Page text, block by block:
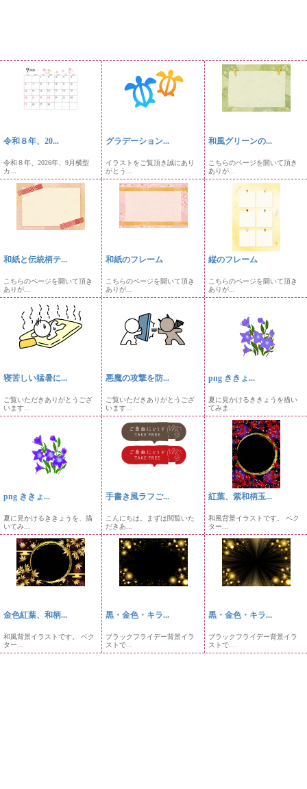
令和８年、20...
令和８年、2026年、9月横型
カ...
グラデーション...
イラストをご覧頂き誠にあり
がとう...
和風グリーンの...
こちらのページを開いて頂き
ありが...
和紙と伝統柄テ...
こちらのページを開いて頂き
ありが...
和紙のフレーム
こちらのページを開いて頂き
ありが...
縦のフレーム
こちらのページを開いて頂き
ありが...
寝苦しい猛暑に...
ご覧いただきありがとうござ
います...
悪魔の攻撃を防...
ご覧いただきありがとうござ
います...
png ききょ...
夏に見かけるききょうを描い
てみま...
png ききょ...
夏に見かけるききょうを、描
いてみ...
手書き風ラフご...
こんにちは。まずは閲覧いた
だきあ...
紅葉、紫和柄玉...
和風背景イラストです。 ベク
ター...
金色紅葉、和柄...
和風背景イラストです。 ベク
ター...
黒・金色・キラ...
ブラックフライデー背景イラ
ストで...
黒・金色・キラ...
ブラックフライデー背景イラ
ストで...